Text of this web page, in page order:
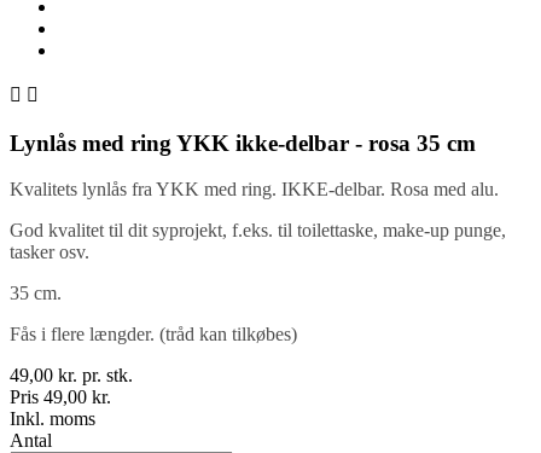
 
Lynlås med ring YKK ikke-delbar - rosa 35 cm
Kvalitets lynlås fra YKK med ring. IKKE-delbar. Rosa med alu.
God kvalitet til dit syprojekt, f.eks. til toilettaske, make-up punge,
tasker osv.
35 cm.
Fås i flere længder. (tråd kan tilkøbes)
49,00 kr. pr. stk.
Pris 49,00 kr.
Inkl. moms
Antal